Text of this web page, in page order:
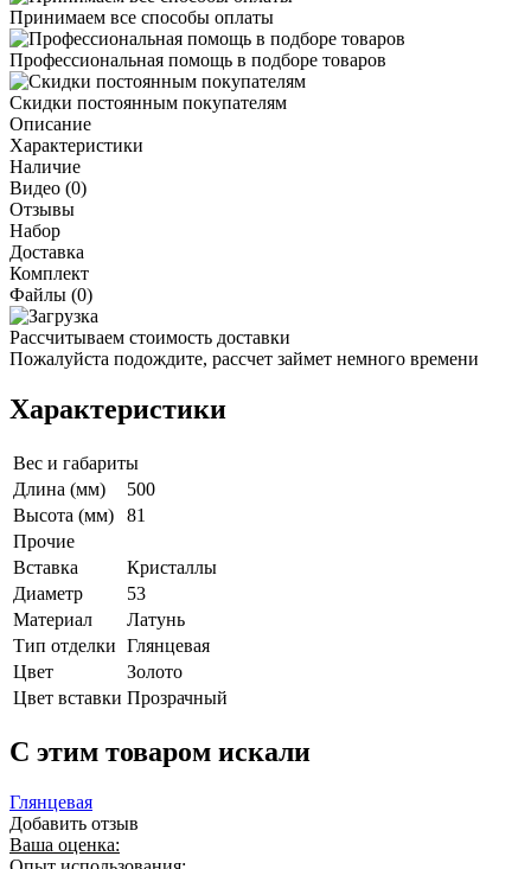
Принимаем все способы оплаты
Профессиональная помощь в подборе товаров
Скидки постоянным покупателям
Описание
Характеристики
Наличие
Видео (0)
Отзывы
Набор
Доставка
Комплект
Файлы (0)
Рассчитываем стоимость доставки
Пожалуйста подождите, рассчет займет немного времени
Характеристики
Вес и габариты
Длина (мм)
500
Высота (мм)
81
Прочие
Вставка
Кристаллы
Диаметр
53
Материал
Латунь
Тип отделки Глянцевая
Цвет
Золото
Цвет вставки Прозрачный
C этим товаром искали
Глянцевая
Добавить отзыв
Ваша оценка: